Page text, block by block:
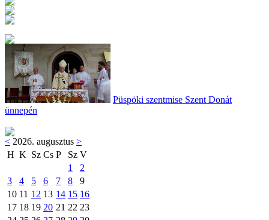
Püspöki szentmise Szent Donát
ünnepén
< 2026. augusztus >
H K Sz Cs P Sz V
1
2
3
4 5 6 7 8
9
10 11 12 13 14 15 16
17 18 19 20 21 22 23